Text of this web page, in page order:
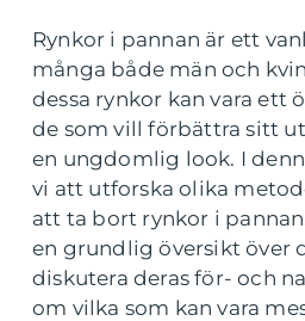
Rynkor i pannan är ett
många både män och
dessa rynkor kan vara ett
de som vill förbättra sitt
en ungdomlig look. I
vi att utforska olika
att ta bort rynkor i
en grundlig översikt över
diskutera deras för- och
om vilka som kan vara